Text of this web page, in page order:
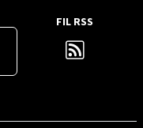
FIL RSS